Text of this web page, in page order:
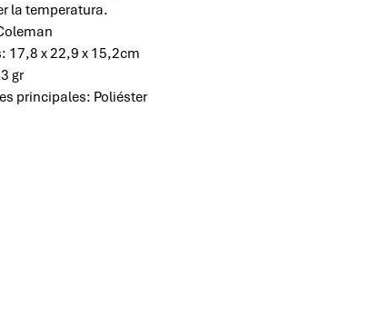
la temperatura.
17,8 x 22,9 x 15,2cm
gr
principales: Poliéster